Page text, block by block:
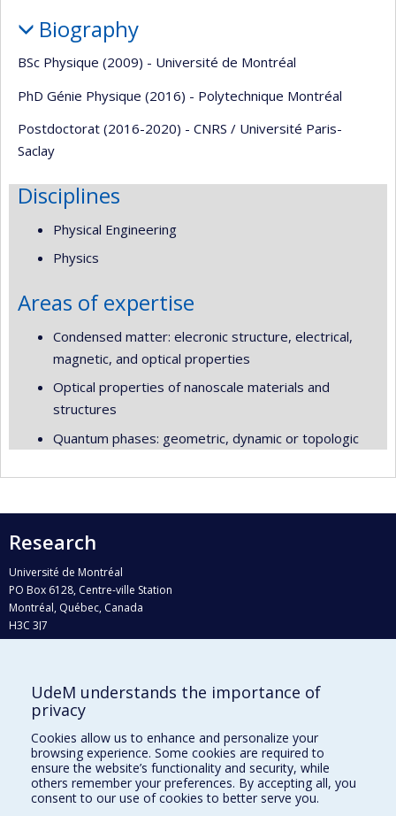
Biography
BSc Physique (2009) - Université de Montréal
PhD Génie Physique (2016) - Polytechnique Montréal
Postdoctorat (2016-2020) - CNRS / Université Paris-
Saclay
Disciplines
Physical Engineering
Physics
Areas of expertise
Condensed matter: elecronic structure, electrical,
magnetic, and optical properties
Optical properties of nanoscale materials and
structures
Quantum phases: geometric, dynamic or topologic
Research
Université de Montréal
PO Box 6128, Centre-ville Station
Montréal, Québec, Canada
H3C 3J7
Who does what?
Find us
Site map
Accessibility
UdeM understands the importance of
privacy
Cookies allow us to enhance and personalize your
browsing experience. Some cookies are required to
ensure the website’s functionality and security, while
others remember your preferences. By accepting all, you
consent to our use of cookies to better serve you.